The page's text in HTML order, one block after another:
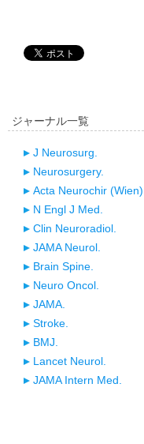
ジャーナル一覧
J Neurosurg.
Neurosurgery.
Acta Neurochir (Wien).
N Engl J Med.
Clin Neuroradiol.
JAMA Neurol.
Brain Spine.
Neuro Oncol.
JAMA.
Stroke.
BMJ.
Lancet Neurol.
JAMA Intern Med.